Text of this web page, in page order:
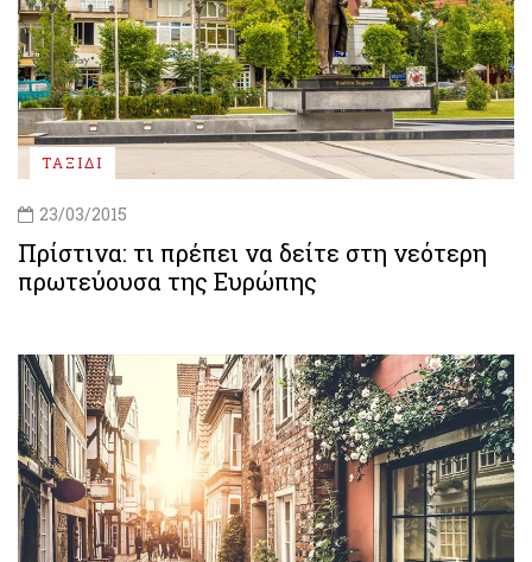
ΤΑΞΙΔΙ
23/03/2015
Πρίστινα: τι πρέπει να δείτε στη νεότερη
πρωτεύουσα της Ευρώπης